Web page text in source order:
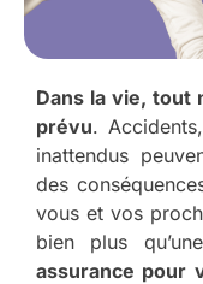
Dans la vie, tout
prévu.
inattendus
des
vous et vos
bien plus
assurance pour